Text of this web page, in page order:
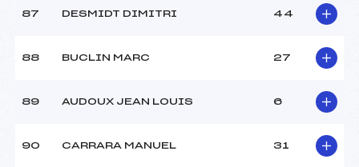
87 DESMIDT DIMITRI 44
88 BUCLIN MARC 27
89 AUDOUX JEAN LOUIS 6
90 CARRARA MANUEL 31